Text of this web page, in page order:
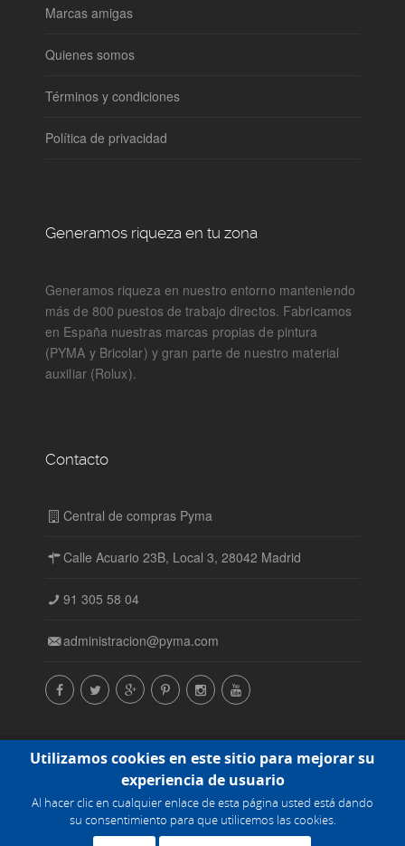
Marcas amigas
Quienes somos
Términos y condiciones
Política de privacidad
Generamos riqueza en tu zona
Generamos riqueza en nuestro entorno manteniendo
más de 800 puestos de trabajo directos. Fabricamos
en España nuestras marcas propias de pintura
(PYMA y Bricolar) y gran parte de nuestro material
auxiliar (Rolux).
Contacto
Central de compras Pyma
Calle Acuario 23B, Local 3, 28042 Madrid
91 305 58 04
administracion@pyma.com
© Central de compras Pyma SL. Todos los derechos
reservados. 2015-2016 |
Política de cookies
Powered by
Utilizamos cookies en este sitio para mejorar su
experiencia de usuario
Al hacer clic en cualquier enlace de esta página usted está dando
su consentimiento para que utilicemos las cookies.